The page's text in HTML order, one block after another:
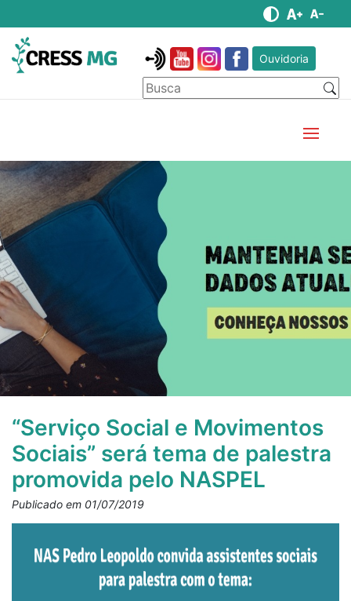
Ouvidoria
“Serviço Social e Movimentos
Sociais” será tema de palestra
promovida pelo NASPEL
Publicado em 01/07/2019